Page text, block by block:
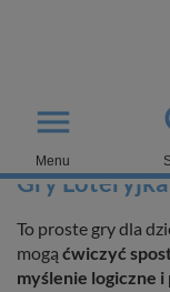
menu
Menu
Gry Loteryjka
To proste gry dla
mogą ćwiczyć
myślenie logiczne